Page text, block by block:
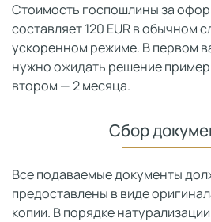
Стоимость госпошлины за
составляет 120 EUR в обычном
ускоренном режиме. В первом
нужно ожидать решение
втором — 2 месяца.
Сбор
Все подаваемые документы
предоставлены в виде
копии. В порядке